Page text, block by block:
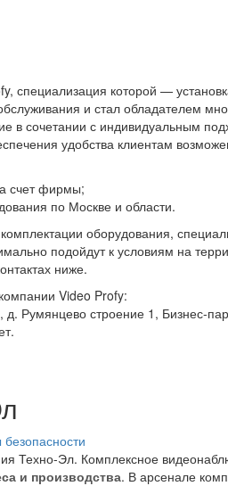
специализация которой —
и стал обладателем
в сочетании с индивидуальным
удобства клиентам
счет фирмы;
по Москве и области.
оборудования,
подойдут к условиям на
ниже.
Video Profy:
Румянцево строение 1, Бизнес-
Техно-Эл. Комплексное
и производства. В арсенале